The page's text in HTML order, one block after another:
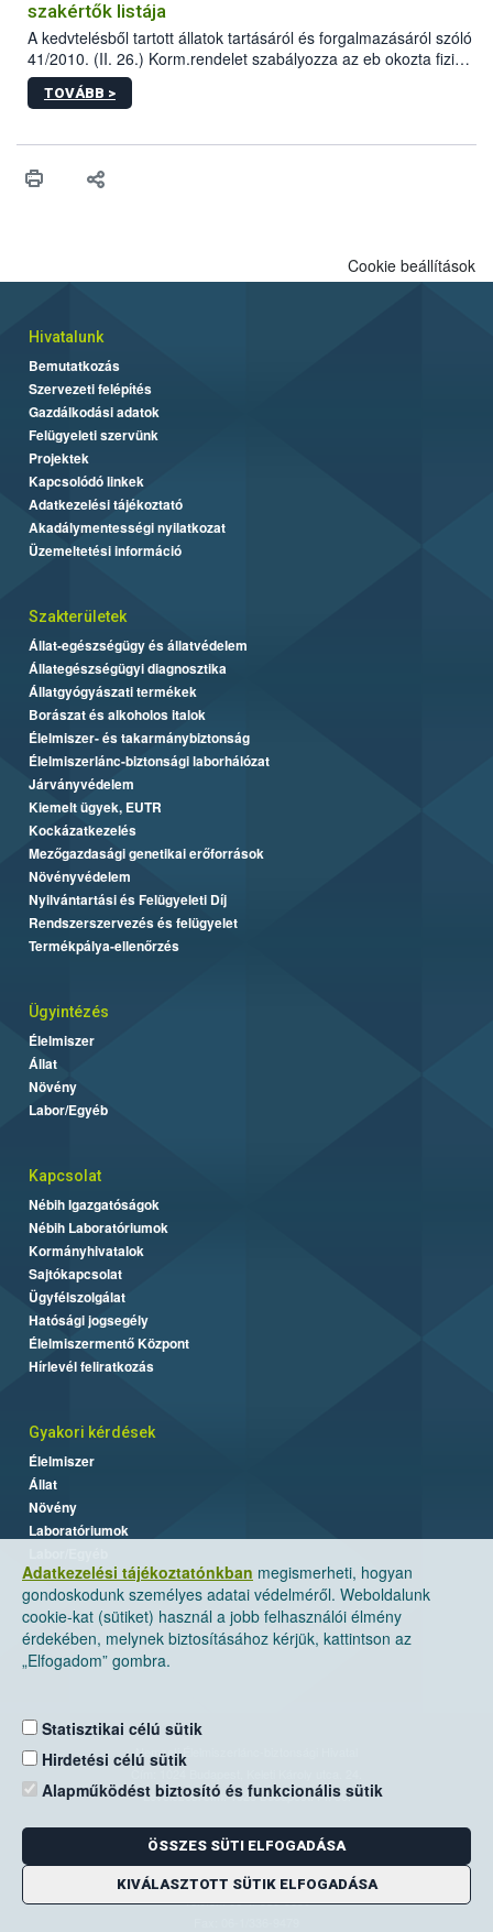
szakértők listája
A kedvtelésből tartott állatok tartásáról és forgalmazásáról szóló
41/2010. (II. 26.) Korm.rendelet szabályozza az eb okozta fizikai
sérülés, illetve ennek veszélye keletkezésekor felmerülő
hatósági feladatokat, valamint a veszélyes eb tartását és annak
vonni az ebek viselkedésének megítélésében jártas szakértőt.
TOVÁBB >
Adatkezelési tájékoztatónkban megismerheti, hogyan
gondoskodunk személyes adatai védelméről. Weboldalunk
cookie-kat (sütiket) használ a jobb felhasználói élmény
érdekében, melynek biztosításához kérjük, kattintson az
„Elfogadom” gombra.
Statisztikai célú sütik
Hirdetési célú sütik
Alapműködést biztosító és funkcionális sütik
ÖSSZES SÜTI ELFOGADÁSA
KIVÁLASZTOTT SÜTIK ELFOGADÁSA
Cookie beállítások
Hivatalunk
Bemutatkozás
Szervezeti felépítés
Gazdálkodási adatok
Felügyeleti szervünk
Projektek
Kapcsolódó linkek
Adatkezelési tájékoztató
Akadálymentességi nyilatkozat
Üzemeltetési információ
Szakterületek
Állat-egészségügy és állatvédelem
Állategészségügyi diagnosztika
Állatgyógyászati termékek
Borászat és alkoholos italok
Élelmiszer- és takarmánybiztonság
Élelmiszerlánc-biztonsági laborhálózat
Járványvédelem
Kiemelt ügyek, EUTR
Kockázatkezelés
Mezőgazdasági genetikai erőforrások
Növényvédelem
Nyilvántartási és Felügyeleti Díj
Rendszerszervezés és felügyelet
Termékpálya-ellenőrzés
Ügyintézés
Élelmiszer
Állat
Növény
Labor/Egyéb
Kapcsolat
Nébih Igazgatóságok
Nébih Laboratóriumok
Kormányhivatalok
Sajtókapcsolat
Ügyfélszolgálat
Hatósági jogsegély
Élelmiszermentő Központ
Hírlevél feliratkozás
Gyakori kérdések
Élelmiszer
Állat
Növény
Laboratóriumok
Nemzeti Élelmiszerlánc-biztonsági Hivatal
Levelezési cím: 1525 Budapest. Pf. 30.
E-mail:ugyfelszolgalat@nebih.gov.hu
Zöld szám: 06-80/263-244
Telefon: 06-1/ 336-9000